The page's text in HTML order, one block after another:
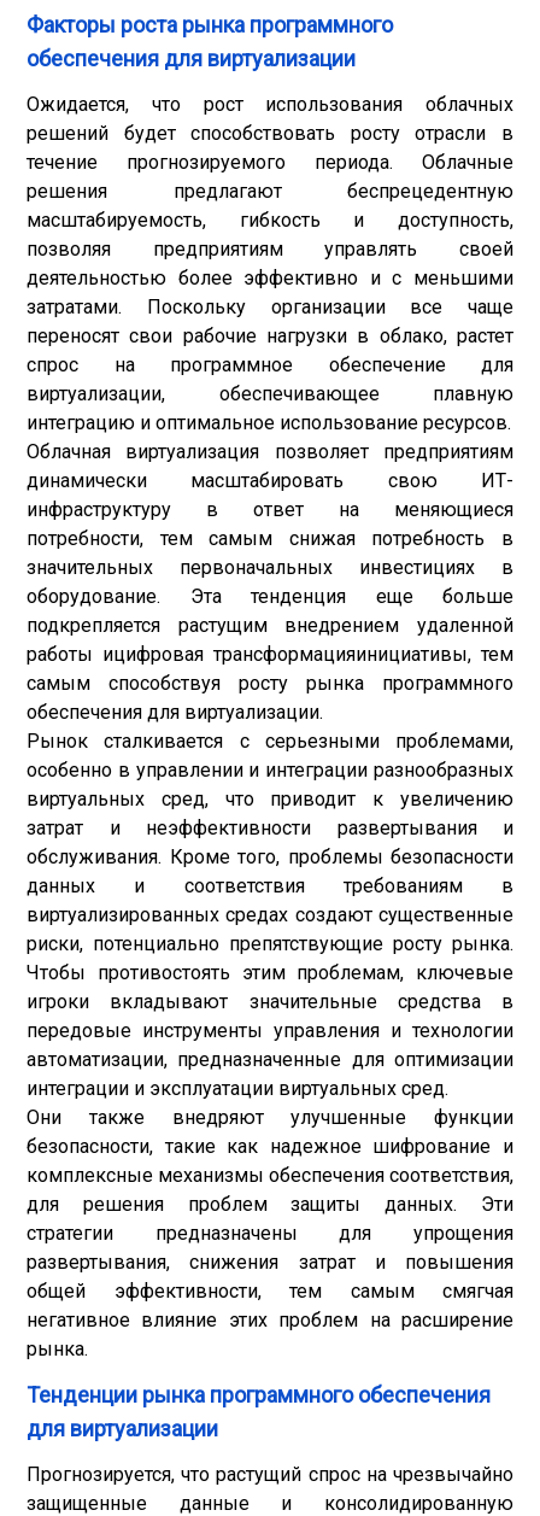
Факторы роста рынка программного
обеспечения для виртуализации
Ожидается, что рост использования облачных
решений будет способствовать росту отрасли в
течение прогнозируемого периода. Облачные
решения предлагают беспрецедентную
масштабируемость, гибкость и доступность,
позволяя предприятиям управлять своей
деятельностью более эффективно и с меньшими
затратами. Поскольку организации все чаще
переносят свои рабочие нагрузки в облако, растет
спрос на программное обеспечение для
виртуализации, обеспечивающее плавную
интеграцию и оптимальное использование ресурсов.
Облачная виртуализация позволяет предприятиям
динамически масштабировать свою ИТ-
инфраструктуру в ответ на меняющиеся
потребности, тем самым снижая потребность в
значительных первоначальных инвестициях в
оборудование. Эта тенденция еще больше
подкрепляется растущим внедрением удаленной
работы ицифровая трансформацияинициативы, тем
самым способствуя росту рынка программного
обеспечения для виртуализации.
Рынок сталкивается с серьезными проблемами,
особенно в управлении и интеграции разнообразных
виртуальных сред, что приводит к увеличению
затрат и неэффективности развертывания и
обслуживания. Кроме того, проблемы безопасности
данных и соответствия требованиям в
виртуализированных средах создают существенные
риски, потенциально препятствующие росту рынка.
Чтобы противостоять этим проблемам, ключевые
игроки вкладывают значительные средства в
передовые инструменты управления и технологии
автоматизации, предназначенные для оптимизации
интеграции и эксплуатации виртуальных сред.
Они также внедряют улучшенные функции
безопасности, такие как надежное шифрование и
комплексные механизмы обеспечения соответствия,
для решения проблем защиты данных. Эти
стратегии предназначены для упрощения
развертывания, снижения затрат и повышения
общей эффективности, тем самым смягчая
негативное влияние этих проблем на расширение
рынка.
Тенденции рынка программного обеспечения
для виртуализации
Прогнозируется, что растущий спрос на чрезвычайно
защищенные данные и консолидированную